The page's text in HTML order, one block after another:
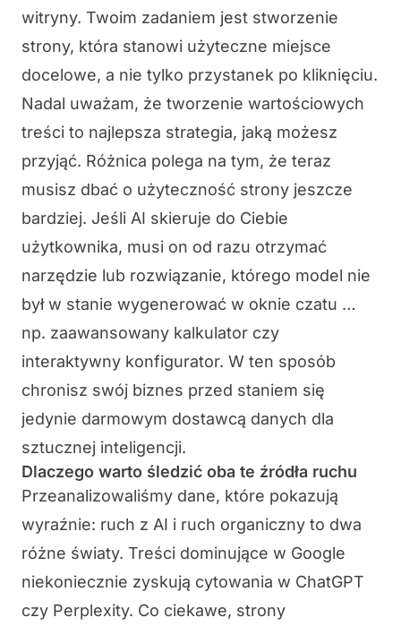
witryny. Twoim zadaniem jest stworzenie
strony, która stanowi użyteczne miejsce
docelowe, a nie tylko przystanek po kliknięciu.
Nadal uważam, że tworzenie wartościowych
treści to najlepsza strategia, jaką możesz
przyjąć. Różnica polega na tym, że teraz
musisz dbać o użyteczność strony jeszcze
bardziej. Jeśli AI skieruje do Ciebie
użytkownika, musi on od razu otrzymać
narzędzie lub rozwiązanie, którego model nie
był w stanie wygenerować w oknie czatu …
np. zaawansowany kalkulator czy
interaktywny konfigurator. W ten sposób
chronisz swój biznes przed staniem się
jedynie darmowym dostawcą danych dla
sztucznej inteligencji.
Dlaczego warto śledzić oba te źródła ruchu
Przeanalizowaliśmy dane, które pokazują
wyraźnie: ruch z AI i ruch organiczny to dwa
różne światy. Treści dominujące w Google
niekoniecznie zyskują cytowania w ChatGPT
czy Perplexity. Co ciekawe, strony